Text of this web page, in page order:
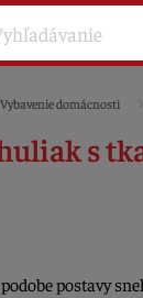
Vybavenie domácnosti
s
postavy